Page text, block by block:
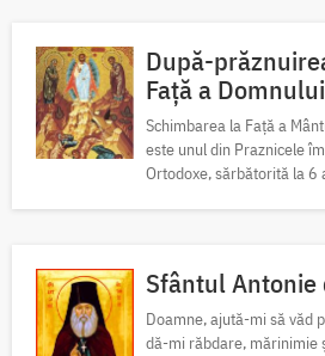
După-
Față a Domnului
Schimbarea la Față a
este unul din Praznicele
Ortodoxe, sărbătorită la 6
Sfântul Antonie
Doamne, ajută-mi să văd
dă-mi răbdare, mărinimie